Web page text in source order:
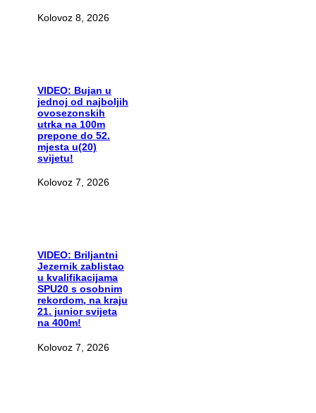
Kolovoz 8, 2026
VIDEO: Bujan u
jednoj od najboljih
ovosezonskih
utrka na 100m
prepone do 52.
mjesta u(20)
svijetu!
Kolovoz 7, 2026
VIDEO: Briljantni
Jezernik zablistao
u kvalifikacijama
SPU20 s osobnim
rekordom, na kraju
21. junior svijeta
na 400m!
Kolovoz 7, 2026